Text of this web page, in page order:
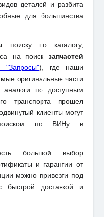
деталей и разбита
для большинства
поиску по каталогу,
на поиск запчастей
"Запросы"), где наши
оригинальные части
аналоги по доступным
транспорта прошел
клиенты могут
поиском по ВИНу в
большой выбор
и гарантии от
можно привезти под
доставкой и